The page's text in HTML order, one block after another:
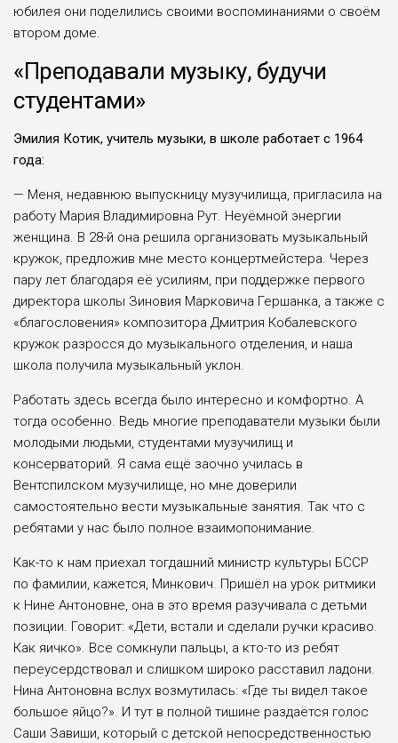
юбилея они поделились своими воспоминаниями о своём
втором доме.
«Преподавали музыку, будучи
студентами»
Эмилия Котик, учитель музыки, в школе работает с 1964
года:
— Меня, недавнюю выпускницу музучилища, пригласила на
работу Мария Владимировна Рут. Неуёмной энергии
женщина. В 28-й она реши­ла организовать музыкальный
кружок, предложив мне место концертмейсте­ра. Через
пару лет благодаря её усили­ям, при поддержке первого
директора школы Зиновия Марковича Гершанка, а также с
«благословения» композитора Дмитрия Кобалевского
кружок разрос­ся до музыкального отделения, и наша
школа получила музыкальный уклон.
Работать здесь всегда было интерес­но и комфортно. А
тогда особенно. Ведь многие преподаватели музыки были
молодыми людьми, студентами музучи­лищ и
консерваторий. Я сама ещё заоч­но училась в
Вентспилском музучили­ще, но мне доверили
самостоятельно вести музыкальные занятия. Так что с
ребятами у нас было полное взаимо­понимание.
Как-то к нам приехал тогдашний министр культуры БССР
по фамилии, кажется, Минкович. Пришёл на урок ритмики
к Нине Антоновне, она в это время разучивала с детьми
позиции. Говорит: «Дети, встали и сделали руч­ки красиво.
Как яичко». Все сомкнули пальцы, а кто-то из ребят
переусердство­вал и слишком широко расставил ладо­ни.
Нина Антоновна вслух возмутилась: «Где ты видел такое
большое яйцо?». И тут в полной тишине раздаётся голос
Саши Завиши, который с детской непо­средственностью